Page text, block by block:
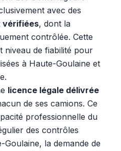
avec des
vérifiées, dont la
contrôlée. Cette
niveau de fiabilité pour
à Haute-Goulaine et
licence légale délivrée
de ses camions. Ce
professionnelle du
des contrôles
Goulaine, la demande de